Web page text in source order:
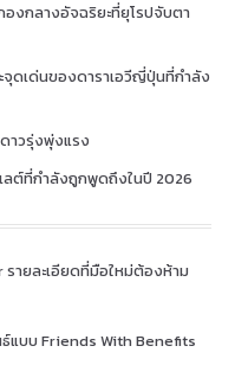
งกลางอัจฉริยะที่ยุโรปจับตา
จุดเด่นของดาราเอวีญี่ปุ่นที่กำลัง
ดาวรุ่งพุ่งแรง
ลต์ที่กำลังถูกพูดถึงในปี 2026
ายละเอียดที่มือใหม่ต้องห้าม
แบบ Friends With Benefits